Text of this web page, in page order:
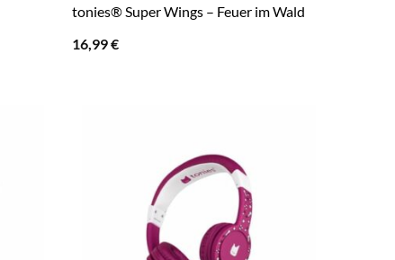
tonies® Super Wings – Feuer im Wald
16,99€